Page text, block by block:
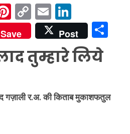
Pi
nt
er
e
C
o
p
y
n
E
m
ai
l
n
k
e
n
Save Post
तुम्हारे लिये
गज़ाली र.अ. की किताब मुकाशफतुल